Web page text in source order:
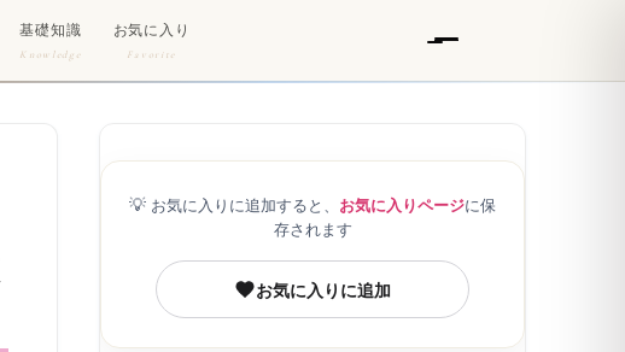
基礎知識
Knowledge
お気に入り
Favorite
💡 お気に入りに追加すると、 お気に入りページに保
存されます
お気に入りに追加